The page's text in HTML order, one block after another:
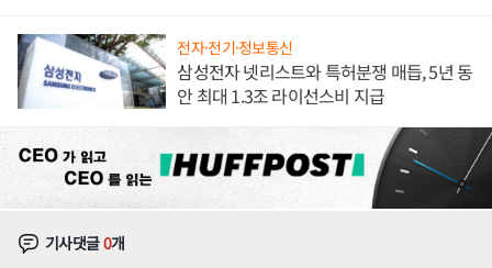
전자·전기·정보통신
삼성전자 넷리스트와 특허분쟁 매듭, 5년 동
안 최대 1.3조 라이선스비 지급
기사댓글0개